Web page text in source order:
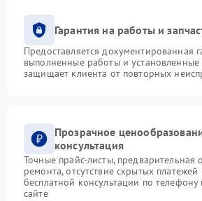
Гарантия на работы и
Предоставляется документированная
выполненные работы и установленные
защищает клиента от повторных
Прозрачное
консультация
Точные прайс-листы, предварительная
ремонта, отсутствие скрытых
бесплатной консультации по
сайте